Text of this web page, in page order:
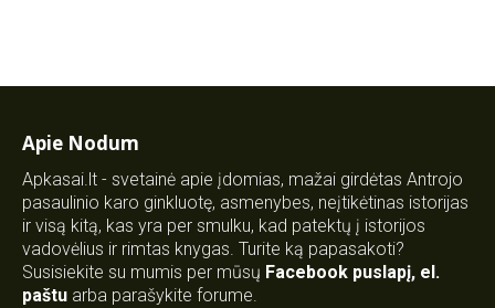
Apie Nodum
Apkasai.lt - svetainė apie įdomias, mažai girdėtas Antrojo
pasaulinio karo ginkluotę, asmenybes, neįtikėtinas istorijas
ir visą kitą, kas yra per smulku, kad patektų į istorijos
vadovėlius ir rimtas knygas. Turite ką papasakoti?
Susisiekite su mumis per mūsų Facebook puslapį, el.
paštu arba parašykite forume.